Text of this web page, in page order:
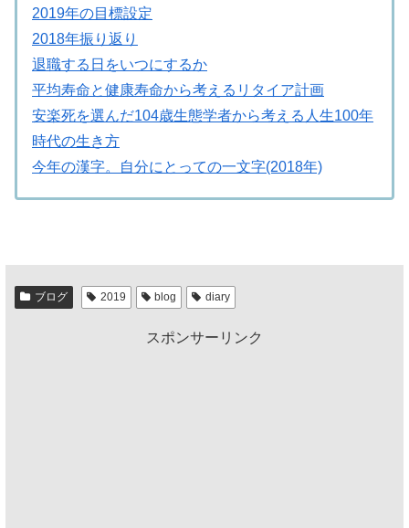
2019年の目標設定
2018年振り返り
退職する日をいつにするか
平均寿命と健康寿命から考えるリタイア計画
安楽死を選んだ104歳生態学者から考える人生100年
時代の生き方
今年の漢字。自分にとっての一文字(2018年)
ブログ 2019 blog diary
スポンサーリンク